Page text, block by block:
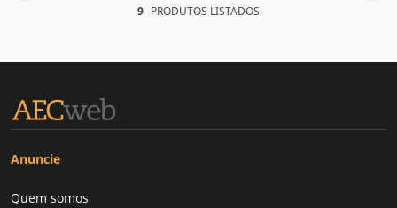
9 PRODUTOS LISTADOS
Anuncie
Quem somos